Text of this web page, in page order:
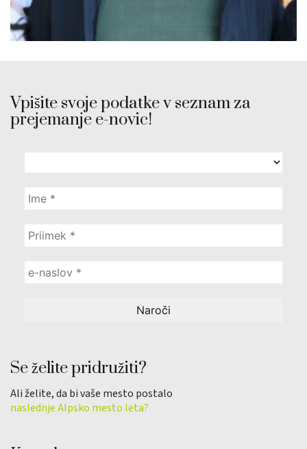
Vpišite svoje podatke v seznam za
prejemanje e-novic!
Se želite pridružiti?
Ali želite, da bi vaše mesto postalo
naslednje Alpsko mesto leta?